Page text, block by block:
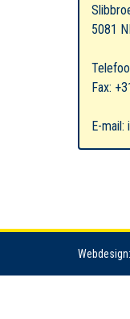
5081
Fax:
E-mail: